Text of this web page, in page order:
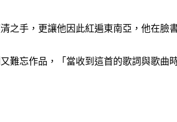
之手，更讓他因此紅遍東南亞，他在臉
難忘作品，「當收到這首的歌詞與歌